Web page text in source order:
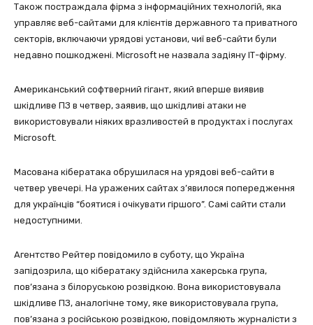
Також постраждала фірма з інформаційних технологій, яка
управляє веб-сайтами для клієнтів державного та приватного
секторів, включаючи урядові установи, чиї веб-сайти були
недавно пошкоджені. Microsoft не назвала задіяну ІТ-фірму.
Американський софтверний гігант, який вперше виявив
шкідливе ПЗ в четвер, заявив, що шкідливі атаки не
використовували ніяких вразливостей в продуктах і послугах
Microsoft.
Масована кібератака обрушилася на урядові веб-сайти в
четвер увечері. На уражених сайтах з’явилося попередження
для українців “боятися і очікувати гіршого”. Самі сайти стали
недоступними.
Агентство Рейтер повідомило в суботу, що Україна
запідозрила, що кібератаку здійснила хакерська група,
пов’язана з білоруською розвідкою. Вона використовувала
шкідливе ПЗ, аналогічне тому, яке використовувала група,
пов’язана з російською розвідкою, повідомляють журналісти з